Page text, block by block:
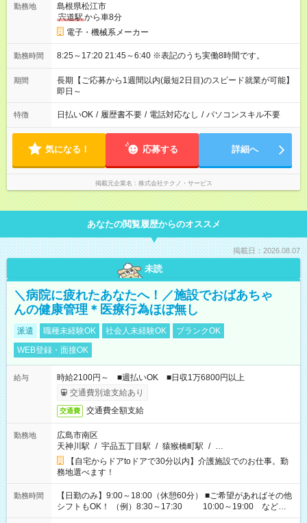
勤務地
島根県松江市
宍道駅から車8分
電子・機械系メーカー
勤務時間 8:25～17:20 21:45～6:40 ※表記のうち実働8時間です。
期間
長期【ご応募から1週間以内(最短2日目)のスピード就業が可能】
即日～
特徴 日払いOK / 履歴書不要 / 電話対応なし / パソコンスキル不要
気になる！ 応募する 詳細へ
掲載元企業名 株式会社テクノ・サービス
あなたの閲覧履歴からのオススメ
掲載日：2026.08.07
未読
＼病院に疲れたあなたへ！／施設でおばあちゃ
んの健康管理＊医療行為ほぼ無し
派遣 職種未経験OK 社会人未経験OK
ブランクOK
WEB登録・面接OK
給与
時給2100円～ ■週払いOK ■日収1万6800円以上
交通費別途支給あり
交通費 交通費全額支給
勤務地
広島市南区
天神川駅 / 宇品五丁目駅 / 猿猴橋町駅 / …
【自宅からドアtoドアで30分以内】介護施設でのお仕事。勤
務地選べます！
勤務時間
【日勤のみ】9:00～18:00（休憩60分） ■ご希望があればその他
シフトもOK！ （例）8:30～17:30 10:00～19:00 など
「家族とお休みを合わせたい」 「できれば残業はしたくない」